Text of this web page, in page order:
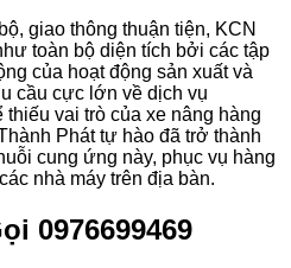
giao thông thuận tiện, KCN
toàn bộ diện tích bởi các tập
của hoạt động sản xuất và
cầu cực lớn về dịch vụ
thiếu vai trò của xe nâng hàng
Phát tự hào đã trở thành
cung ứng này, phục vụ hàng
nhà máy trên địa bàn.
0976699469